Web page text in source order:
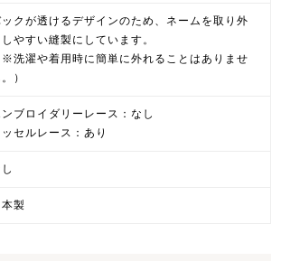
ックが透けるデザインのため、ネームを取り外
しやすい縫製にしています。
※洗濯や着用時に簡単に外れることはありませ
）
ブロイダリーレース：なし
ッセルレース：あり
本製